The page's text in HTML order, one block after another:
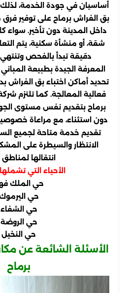
أساسيان في جودة الخدمة،
بق الفراش برماح على توفير فرق
داخل المدينة دون تأخير. سواء
شقة، أو منشأة سكنية، يتم
دقيقة تبدأ بالفحص وتنتهي
المعرفة الجيدة بطبيعة
تحديد أماكن اختباء بق الفراش
فعالية المعالجة. كما تلتزم
برماح بتقديم نفس مستوى
دون استثناء، مع مراعاة
تقديم خدمة متاحة لجميع
الانتظار والسيطرة على
انتقالها
الأحياء التي
حي الملك
حي
حي الشفاء
حي الروضة
حي النخيل
الأسئلة الشائعة عن
برماح